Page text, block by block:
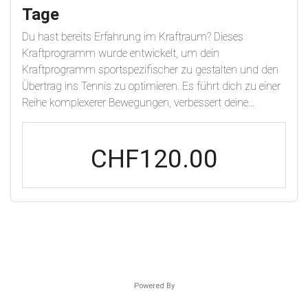
Tage
Du hast bereits Erfahrung im Kraftraum? Dieses
Kraftprogramm wurde entwickelt, um dein
Kraftprogramm sportspezifischer zu gestalten und den
Übertrag ins Tennis zu optimieren. Es führt dich zu einer
Reihe komplexerer Bewegungen, verbessert deine
allgemeinen sportlichen Fähigkeiten, deine Kraft und
zunehmen, und jede Phase wird einen anderen
Schwerpunkt haben, um eine abgerundete Athletik
aufzubauen.Zu Beginn dieses Trainings werden Tests
aus dem Neuroathletiktraining gemacht, um auf dich
CHF120.00
Powered By